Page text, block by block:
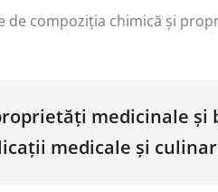
compoziția chimică și
medicinale și
medicale și